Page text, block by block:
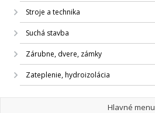
Stroje a technika
Suchá stavba
Zárubne, dvere, zámky
Zateplenie, hydroizolácia
Hlavné menu